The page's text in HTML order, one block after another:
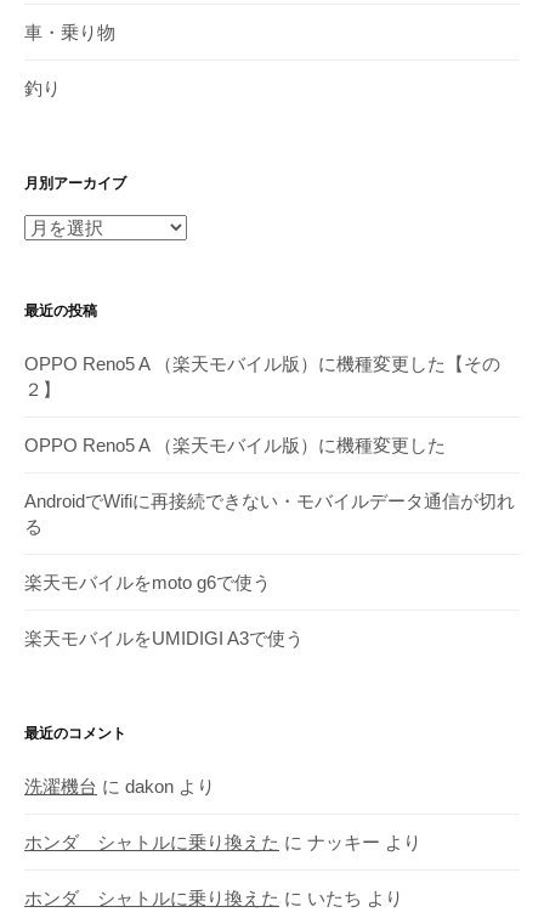
車・乗り物
釣り
月別アーカイブ
月
ー
イ
ブ
最近の投稿
OPPO Reno5 A （楽天モバイル版）に機種変更した【その
２】
OPPO Reno5 A （楽天モバイル版）に機種変更した
AndroidでWifiに再接続できない・モバイルデータ通信が切れ
る
楽天モバイルをmoto g6で使う
楽天モバイルをUMIDIGI A3で使う
最近のコメント
洗濯機台 に dakon より
ホンダ シャトルに乗り換えた に ナッキー より
ホンダ シャトルに乗り換えた に いたち より